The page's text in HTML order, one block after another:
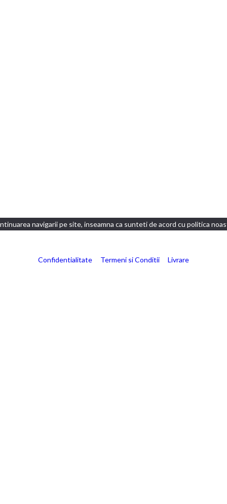
navigarii pe site, inseamna ca sunteti de acord cu politica
Confidentialitate Termeni si Conditii Livrare